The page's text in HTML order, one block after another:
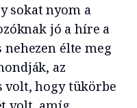
sokat nyom a
jó a híre a
nehezen élte meg
az
volt, hogy tükörbe